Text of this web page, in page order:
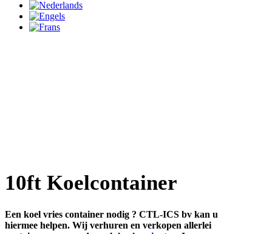
10ft Koelcontainer
Een koel vries container nodig ? CTL-ICS bv kan u
hiermee helpen. Wij verhuren en verkopen allerlei